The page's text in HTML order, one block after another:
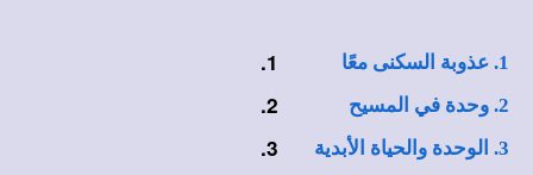
1. عذوبة السكنى معًا 1.
2. وحدة في المسيح 2.
3. الوحدة والحياة الأبدية 3.